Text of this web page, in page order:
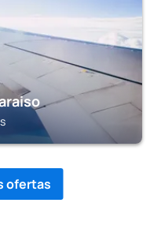
ofertas